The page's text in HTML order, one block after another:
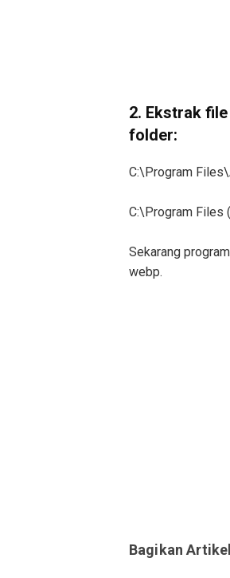
2. Ekstrak
folder:
C:\Program
C:\Program Files
Sekarang
webp.